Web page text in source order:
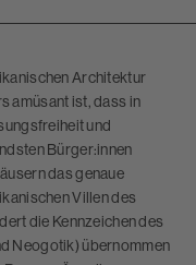
Architektur
amüsant ist, dass in
und
Bürger:innen
das genaue
Villen des
die Kennzeichen des
Neogotik) übernommen